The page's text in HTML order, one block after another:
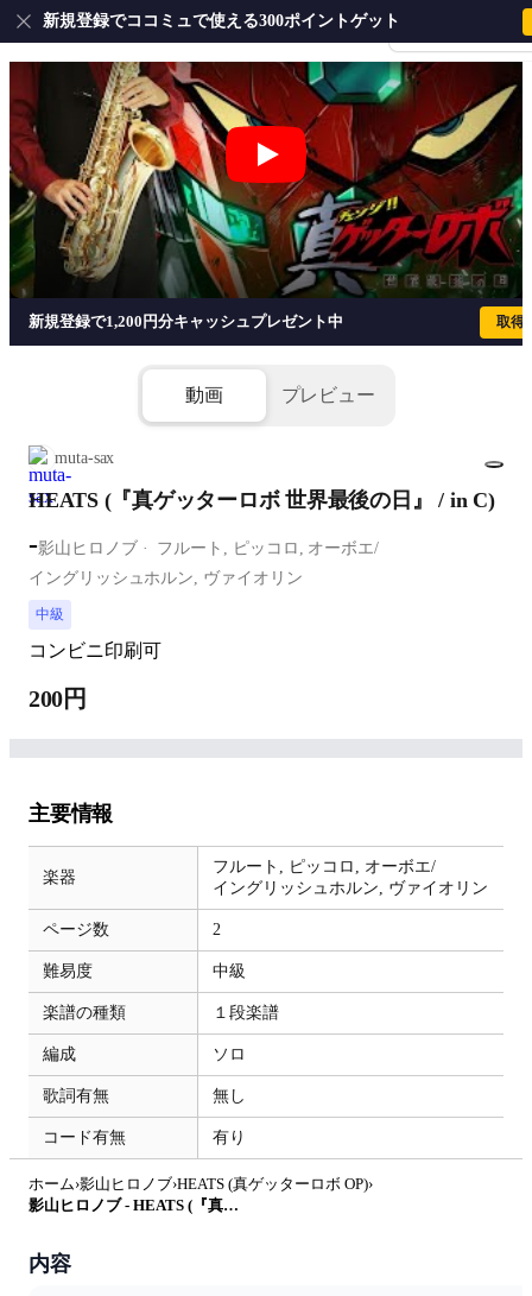
会員登録・ログイ
新規登録でココミュで使える300ポイントゲット
HEATS (『真ゲッターロボ 世界最後
新規登録で1,200円分キャッシュプレゼント中 取得
動画 プレビュー
muta-sax
HEATS (『真ゲッターロボ 世界最後の日』 / in C)
-影山ヒロノブ フルート, ピッコロ, オーボエ/
イングリッシュホルン, ヴァイオリン
中級
コンビニ印刷可
200円
主要情報
楽器
フルート, ピッコロ, オーボエ/
イングリッシュホルン, ヴァイオリン
ページ数 2
難易度 中級
楽譜の種類 １段楽譜
編成 ソロ
歌詞有無 無し
コード有無 有り
ホーム›影山ヒロノブ›HEATS (真ゲッターロボ OP)›
影山ヒロノブ - HEATS (『真ゲッターロボ 世界最後の日』 / in C) by muta-sax
内容